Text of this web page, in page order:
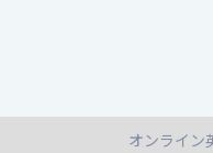
オンライン